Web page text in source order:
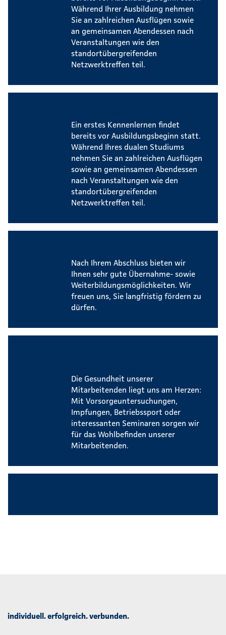
Während Ihrer Ausbildung nehmen
Sie an zahlreichen Ausflügen sowie
an gemeinsamen Abendessen nach
Veranstaltungen wie den
standortübergreifenden
Netzwerktreffen teil.
Ein erstes Kennenlernen findet
bereits vor Ausbildungsbeginn statt.
Während Ihres dualen Studiums
nehmen Sie an zahlreichen Ausflügen
sowie an gemeinsamen Abendessen
nach Veranstaltungen wie den
standortübergreifenden
Netzwerktreffen teil.
Nach Ihrem Abschluss bieten wir
Ihnen sehr gute Übernahme- sowie
Weiterbildungsmöglichkeiten. Wir
freuen uns, Sie langfristig fördern zu
dürfen.
Die Gesundheit unserer
Mitarbeitenden liegt uns am Herzen:
Mit Vorsorgeuntersuchungen,
Impfungen, Betriebssport oder
interessanten Seminaren sorgen wir
für das Wohlbefinden unserer
Mitarbeitenden.
individuell. erfolgreich. verbunden.